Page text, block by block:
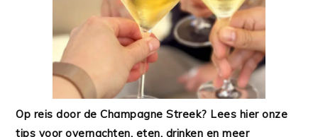
Op reis door de Champagne Streek? Lees hier onze
tips voor overnachten, eten, drinken en meer